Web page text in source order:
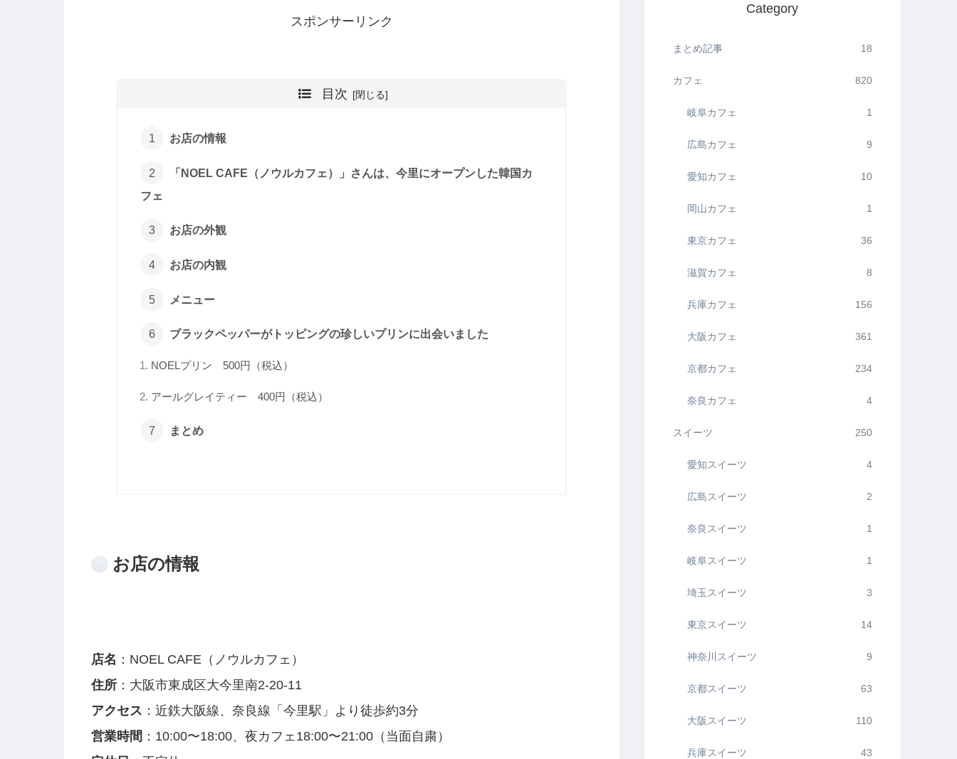
スポンサーリンク
目次
お店の情報
「NOEL CAFE（ノウルカフェ）」さんは、今里にオープンした韓国カ
フェ
お店の外観
お店の内観
メニュー
ブラックペッパーがトッピングの珍しいプリンに出会いました
NOELプリン 500円（税込）
アールグレイティー 400円（税込）
まとめ
お店の情報
店名 ：NOEL CAFE（ノウルカフェ）
住所：大阪市東成区大今里南2-20-11
アクセス ：近鉄大阪線、奈良線「今里駅」より徒歩約3分
営業時間 ：10:00〜18:00、夜カフェ18:00〜21:00（当面自粛）
Category
まとめ記事 18
カフェ 820
岐阜カフェ 1
広島カフェ 9
愛知カフェ 10
岡山カフェ 1
東京カフェ 36
滋賀カフェ 8
兵庫カフェ 156
大阪カフェ 361
京都カフェ 234
奈良カフェ 4
スイーツ 250
愛知スイーツ 4
広島スイーツ 2
奈良スイーツ 1
岐阜スイーツ 1
埼玉スイーツ 3
東京スイーツ 14
神奈川スイーツ 9
京都スイーツ 63
大阪スイーツ 110
兵庫スイーツ 43